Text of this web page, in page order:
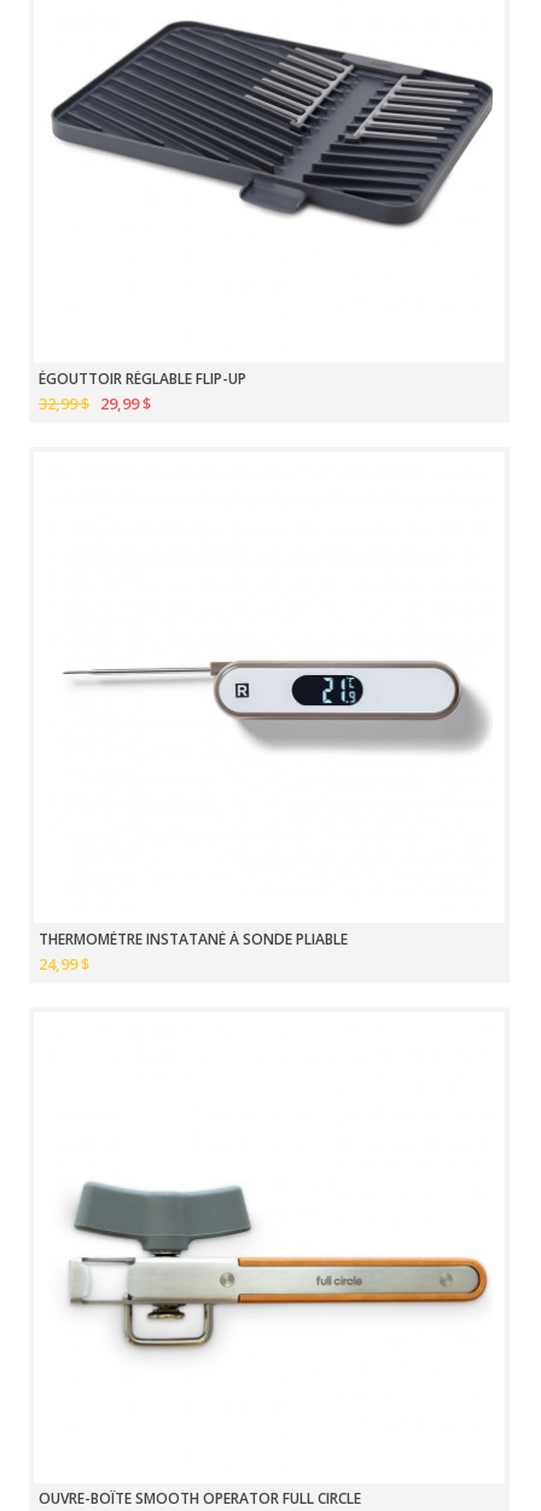
ÉGOUTTOIR RÉGLABLE FLIP-UP
32,99 $ 29,99 $
THERMOMÈTRE INSTATANÉ À SONDE PLIABLE
24,99 $
OUVRE-BOÎTE SMOOTH OPERATOR FULL CIRCLE